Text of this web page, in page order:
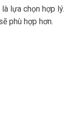
lựa chọn hợp lý.
phù hợp hơn.